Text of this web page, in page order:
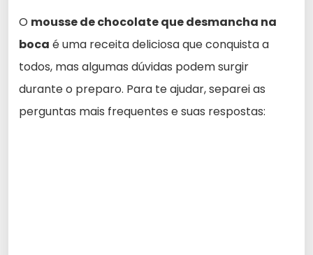
O mousse de chocolate que desmancha na
boca é uma receita deliciosa que conquista a
todos, mas algumas dúvidas podem surgir
durante o preparo. Para te ajudar, separei as
perguntas mais frequentes e suas respostas: